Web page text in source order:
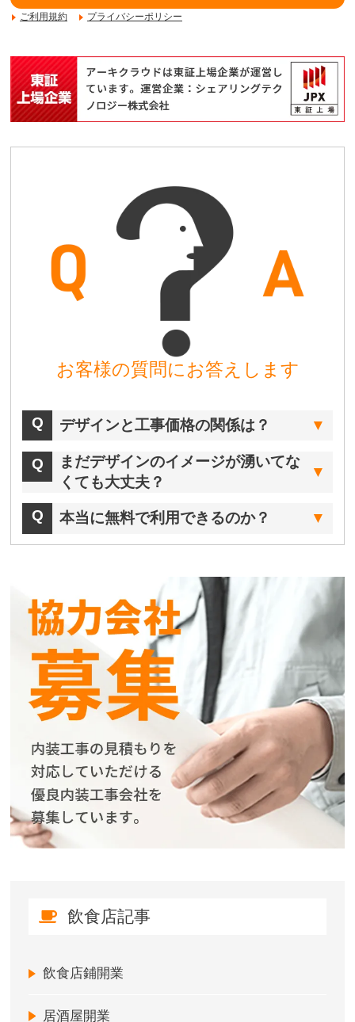
ご利用規約 プライバシーポリシー
お客様の質問にお答えします
デザインと工事価格の関係は？
まだデザインのイメージが湧いてな
くても大丈夫？
本当に無料で利用できるのか？
飲食店記事
飲食店鋪開業
居酒屋開業